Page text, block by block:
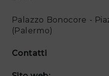
Palazzo Bonocore -
(Palermo)
Contatti